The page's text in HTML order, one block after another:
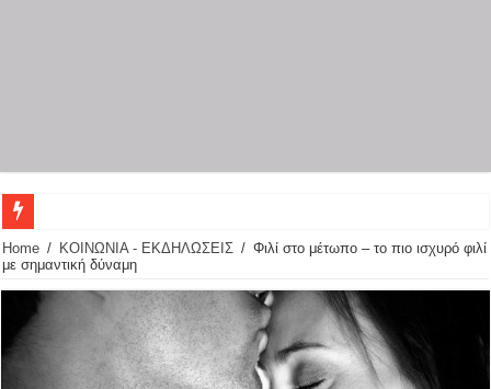
Home / ΚΟΙΝΩΝΙΑ - ΕΚΔΗΛΩΣΕΙΣ / Φιλί στο μέτωπο – το πιο ισχυρό φιλί
με σημαντική δύναμη